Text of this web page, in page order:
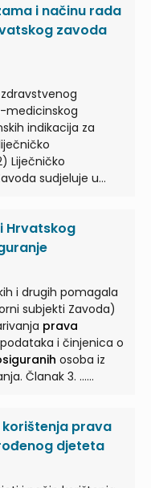
o načinu
17. sjednici
donijelo je
i načinu rada
zavoda
medicinskog
indikacija za
Liječničko
sudjeluje u
u postupcima
u drugom
i druga pomagala te
(3) U
ureda Zavoda, a u
Direkcije
osiguranih...
Hrvatskog
i drugih pomagala
subjekti Zavoda)
prava
osoba iz
Članak 3. ...
i ostvarivanjaprava
načina te uvjeta
korištenja prava
djeteta